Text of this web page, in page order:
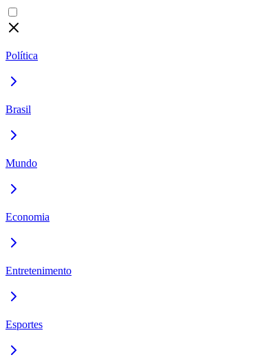
Política
Brasil
Mundo
Economia
Entretenimento
Esportes